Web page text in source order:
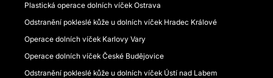
Plastická operace dolních víček Ostrava
Odstranění pokleslé kůže u dolních víček Hradec Králové
Operace dolních víček Karlovy Vary
Operace dolních víček České Budějovice
Odstranění pokleslé kůže u dolních víček Ústí nad Labem